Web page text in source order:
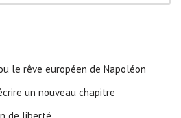
le rêve européen de Napoléon
un nouveau chapitre